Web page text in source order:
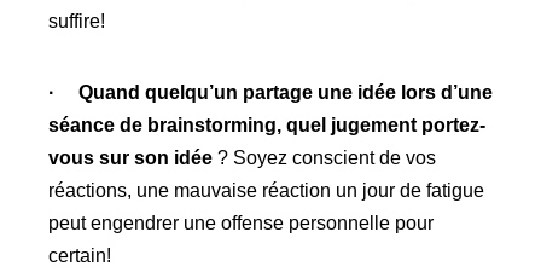
suffire!
· Quand quelqu’un partage une idée lors d’une
séance de brainstorming, quel jugement portez-
vous sur son idée ? Soyez conscient de vos
réactions, une mauvaise réaction un jour de fatigue
peut engendrer une offense personnelle pour
certain!